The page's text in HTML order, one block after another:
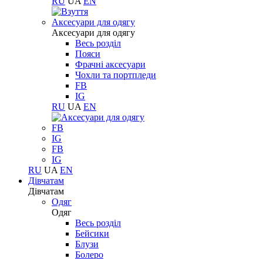
Aксесуари для одягу
Aксесуари для одягу
Весь розділ
Пояси
Фрачні аксесуари
Чохли та портпледи
FB
IG
RU UA EN
FB
IG
FB
IG
RU UA EN
Дівчатам
Дівчатам
Одяг
Одяг
Весь розділ
Бейсики
Блузи
Болеро